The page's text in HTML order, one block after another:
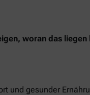
woran das
und gesunder